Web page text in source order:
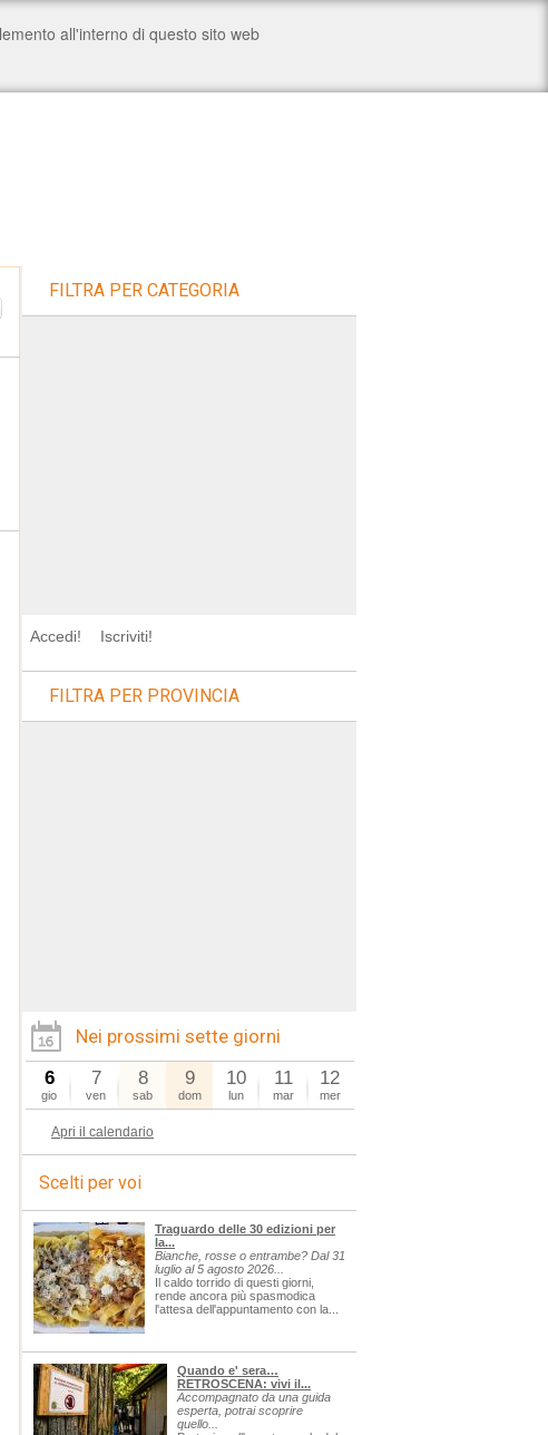
FILTRA PER CATEGORIA
Accedi! Iscriviti!
FILTRA PER PROVINCIA
Nei prossimi sette giorni
6
gio
7
ven
8
sab
9
dom
10
lun
11
mar
12
mer
Apri il calendario
Scelti per voi
Traguardo delle 30 edizioni per
la...
Bianche, rosse o entrambe? Dal 31
luglio al 5 agosto 2026...
Il caldo torrido di questi giorni,
rende ancora più spasmodica
l'attesa dell'appuntamento con la...
Quando e' sera…
RETROSCENA: vivi il...
Accompagnato da una guida
esperta, potrai scoprire
quello...